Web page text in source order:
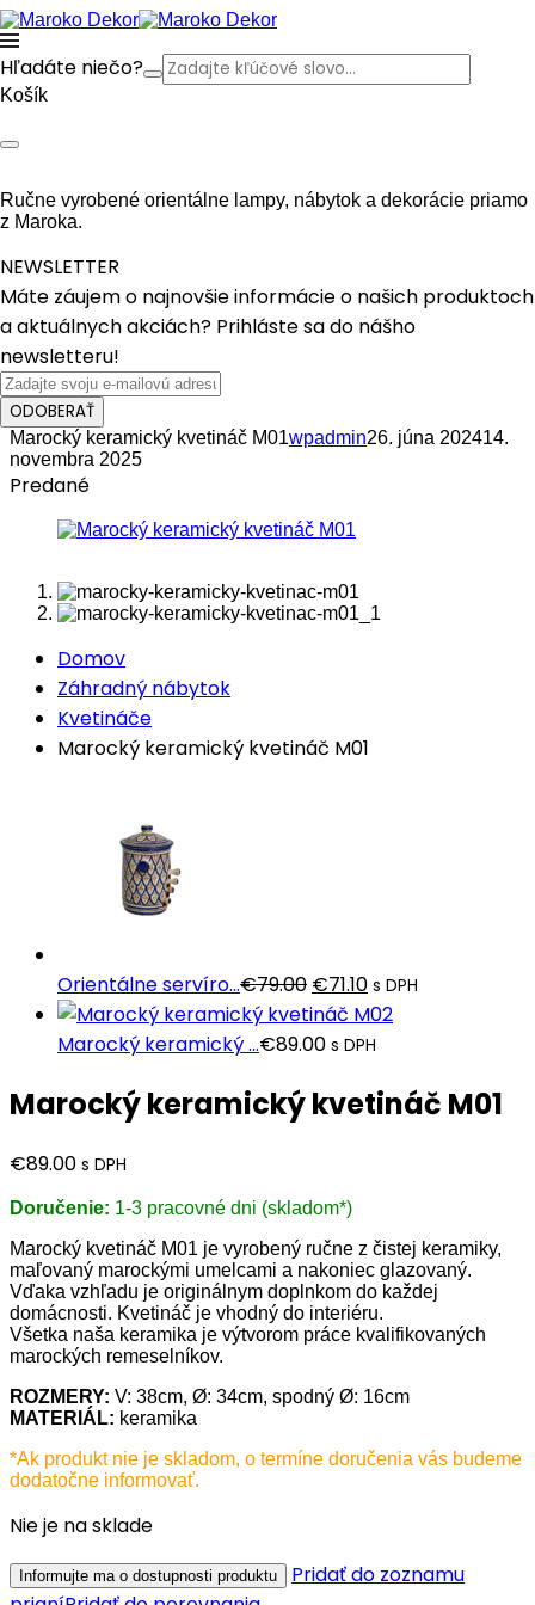
Hľadáte niečo?
Košík
Ručne vyrobené orientálne lampy, nábytok a dekorácie priamo
z Maroka.
NEWSLETTER
Máte záujem o najnovšie informácie o našich produktoch
a aktuálnych akciách? Prihláste sa do nášho
newsletteru!
ODOBERAŤ
Marocký keramický kvetináč M01wpadmin26. júna 202414.
novembra 2025
Predané
Domov
Záhradný nábytok
Kvetináče
Marocký keramický kvetináč M01
Orientálne servíro...€79.00 Pôvodná
cena
bola:
€71.10Aktuálna
cena
je:
s DPH
Marocký keramický ...€89.00 s DPH
Marocký keramický kvetináč M01
€89.00 s DPH
Doručenie: 1-3 pracovné dni (skladom*)
Marocký kvetináč M01 je vyrobený ručne z čistej keramiky,
maľovaný marockými umelcami a nakoniec glazovaný.
Vďaka vzhľadu je originálnym doplnkom do každej
domácnosti. Kvetináč je vhodný do interiéru.
Všetka naša keramika je výtvorom práce kvalifikovaných
marockých remeselníkov.
ROZMERY: V: 38cm, Ø: 34cm, spodný Ø: 16cm
MATERIÁL: keramika
*Ak produkt nie je skladom, o termíne doručenia vás budeme
dodatočne informovať.
Nie je na sklade
Pridať do zoznamu